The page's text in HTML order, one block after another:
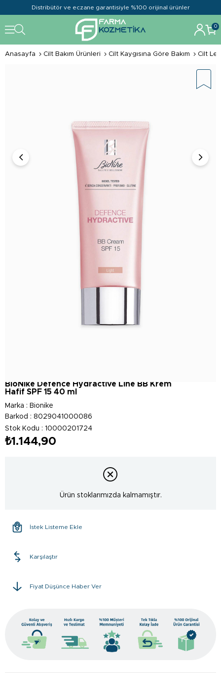
Distribütör ve eczane garantisiyle %100 orijinal ürünler
0
Anasayfa Cilt Bakım Ürünleri Cilt Kaygısına Göre Bakım Cilt
BioNike Defence Hydractive Line BB Krem
Hafif SPF 15 40 ml
Marka : Bionike
Barkod : 8029041000086
Stok Kodu
10000201724
₺1.144,90
Ürün stoklarımızda kalmamıştır.
İstek Listeme Ekle
Karşılaştır
Fiyat Düşünce Haber Ver